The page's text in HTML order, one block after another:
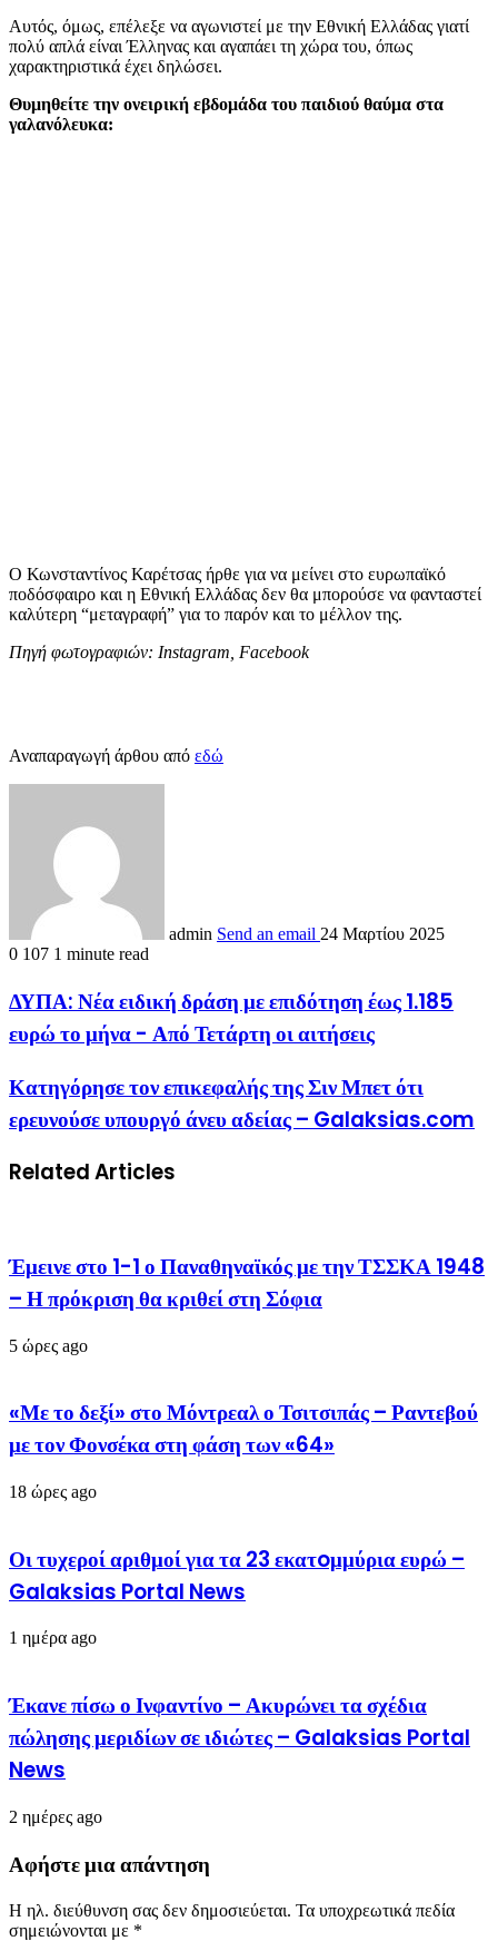
Αυτός, όμως, επέλεξε να αγωνιστεί με την Εθνική Ελλάδας γιατί
πολύ απλά είναι Έλληνας και αγαπάει τη χώρα του, όπως
χαρακτηριστικά έχει δηλώσει.
Θυμηθείτε την ονειρική εβδομάδα του παιδιού θαύμα στα
γαλανόλευκα:
Ο Κωνσταντίνος Καρέτσας ήρθε για να μείνει στο ευρωπαϊκό
ποδόσφαιρο και η Εθνική Ελλάδας δεν θα μπορούσε να φανταστεί
καλύτερη “μεταγραφή” για το παρόν και το μέλλον της.
Πηγή φωτογραφιών: Ιnstagram, Facebook
Αναπαραγωγή άρθου από εδώ
admin Send an email 24 Μαρτίου 2025
0 107 1 minute read
ΔΥΠΑ: Νέα ειδική δράση με επιδότηση έως 1.185
ευρώ το μήνα - Από Τετάρτη οι αιτήσεις
Κατηγόρησε τον επικεφαλής της Σιν Μπετ ότι
ερευνούσε υπουργό άνευ αδείας – Galaksias.com
Related Articles
Έμεινε στο 1-1 ο Παναθηναϊκός με την ΤΣΣΚΑ 1948
– Η πρόκριση θα κριθεί στη Σόφια
5 ώρες ago
«Με το δεξί» στο Μόντρεαλ ο Τσιτσιπάς – Ραντεβού
με τον Φονσέκα στη φάση των «64»
18 ώρες ago
Οι τυχεροί αριθμοί για τα 23 εκατoμμύρια ευρώ –
Galaksias Portal News
1 ημέρα ago
Έκανε πίσω ο Ινφαντίνο – Ακυρώνει τα σχέδια
πώλησης μεριδίων σε ιδιώτες – Galaksias Portal
News
2 ημέρες ago
Αφήστε μια απάντηση
Η ηλ. διεύθυνση σας δεν δημοσιεύεται. Τα υποχρεωτικά πεδία
σημειώνονται με *